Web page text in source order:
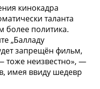
кинокадра
таланта
более политика.
„Балладу
запрещён фильм,
тоже неизвестно», —
имея ввиду шедевр